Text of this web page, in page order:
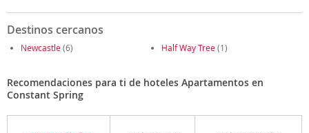
Destinos cercanos
Newcastle(6) Half Way Tree(1)
Recomendaciones para ti de hoteles Apartamentos en
Constant Spring